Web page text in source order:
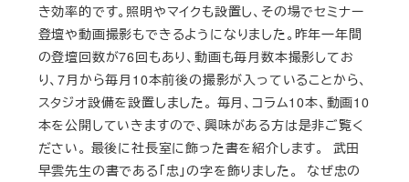
き効率的です。照明やマイクも設置し、その場でセミナー
登壇や動画撮影もできるようになりました。昨年一年間
の登壇回数が76回もあり、動画も毎月数本撮影してお
り、7月から毎月10本前後の撮影が入っていることから、
スタジオ設備を設置しました。 毎月、コラム10本、動画10
本を公開していきますので、興味がある方は是非ご覧く
ださい。 最後に社長室に飾った書を紹介します。 武田
早雲先生の書である「忠」の字を飾りました。 なぜ忠の